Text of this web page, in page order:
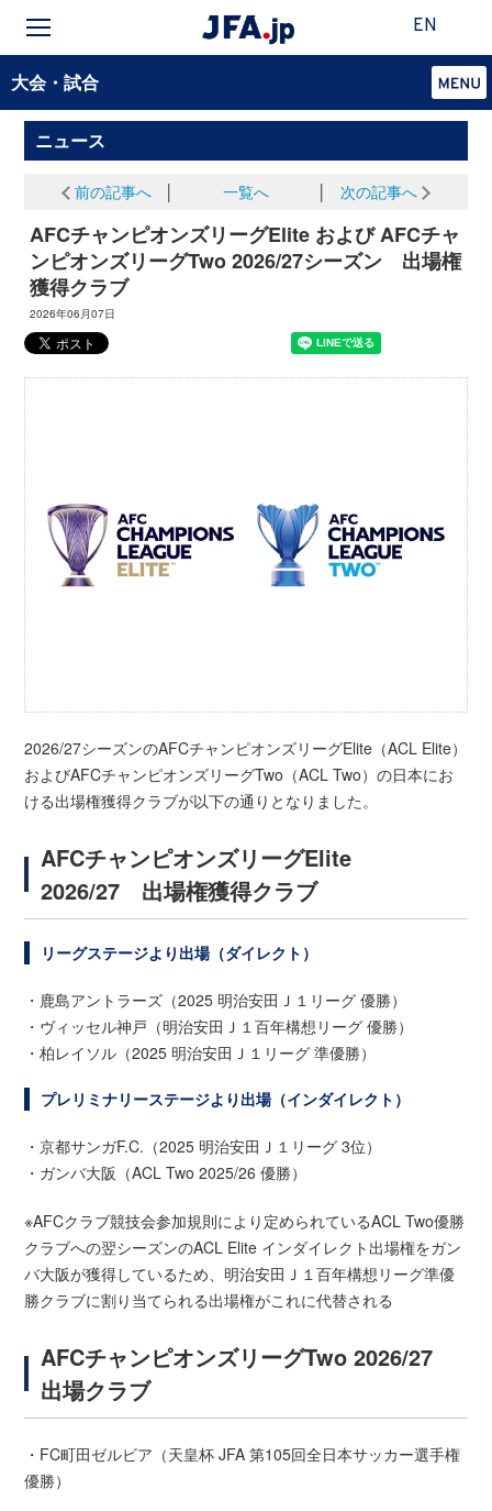
EN
大会・試合
ニュース
前の記事へ 一覧へ 次の記事へ
AFCチャンピオンズリーグElite および AFCチャ
ンピオンズリーグTwo 2026/27シーズン 出場権
獲得クラブ
2026年06月07日
2026/27シーズンのAFCチャンピオンズリーグElite（ACL Elite）
およびAFCチャンピオンズリーグTwo（ACL Two）の日本にお
ける出場権獲得クラブが以下の通りとなりました。
AFCチャンピオンズリーグElite
2026/27 出場権獲得クラブ
リーグステージより出場（ダイレクト）
・鹿島アントラーズ（2025 明治安田Ｊ１リーグ 優勝）
・ヴィッセル神戸（明治安田Ｊ１百年構想リーグ 優勝）
・柏レイソル（2025 明治安田Ｊ１リーグ 準優勝）
プレリミナリーステージより出場（インダイレクト）
・京都サンガF.C.（2025 明治安田Ｊ１リーグ 3位）
・ガンバ大阪（ACL Two 2025/26 優勝）
※AFCクラブ競技会参加規則により定められているACL Two優勝
クラブへの翌シーズンのACL Elite インダイレクト出場権をガン
バ大阪が獲得しているため、明治安田Ｊ１百年構想リーグ準優
勝クラブに割り当てられる出場権がこれに代替される
AFCチャンピオンズリーグTwo 2026/27
出場クラブ
・FC町田ゼルビア（天皇杯 JFA 第105回全日本サッカー選手権
優勝）